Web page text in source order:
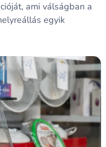
ami válságban a
egyik